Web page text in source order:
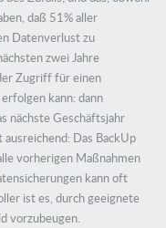
daß 51% aller
Datenverlust zu
zwei Jahre
Zugriff für einen
kann: dann
nächste Geschäftsjahr
Das BackUp
vorherigen Maßnahmen
kann oft
ist es, durch geeignete
vorzubeugen.